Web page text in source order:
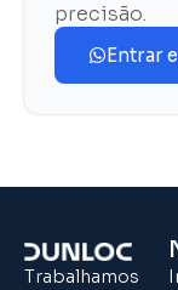
precisão.
Entrar
Trabalhamos